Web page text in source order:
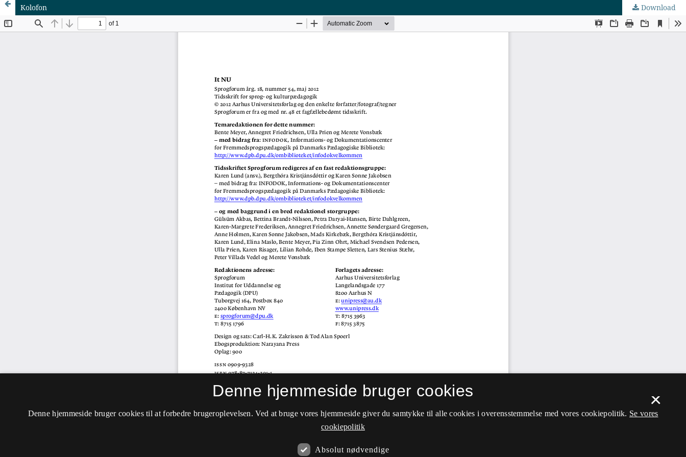
Kolofon Download
×
Denne hjemmeside bruger cookies
Denne hjemmeside bruger cookies til at forbedre brugeroplevelsen. Ved at bruge vores hjemmeside giver du samtykke til alle cookies i overensstemmelse med vores cookiepolitik. Se vores
cookiepolitik
Absolut nødvendige